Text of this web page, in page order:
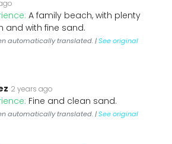
A family beach, with plenty
and with fine sand.
automatically translated. |See original
2 years ago
Fine and clean sand.
automatically translated. |See original